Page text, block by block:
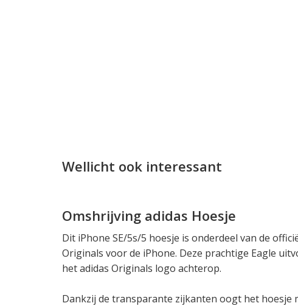
Wellicht ook interessant
Omshrijving adidas Hoesje
Dit iPhone SE/5s/5 hoesje is onderdeel van de
Originals voor de iPhone. Deze prachtige Eagle
het adidas Originals logo achterop.
Dankzij de transparante zijkanten oogt het hoesje